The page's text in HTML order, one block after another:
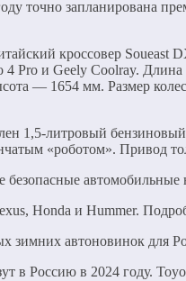
точно запланирована
кроссовер Soueast
4 Pro и Geely Coolray. Длина
— 1654 мм. Размер
1,5-литровый
«роботом». Привод
автомобильные
Honda и Hummer.
зимних автоновинок для
в Россию в 2024 году.